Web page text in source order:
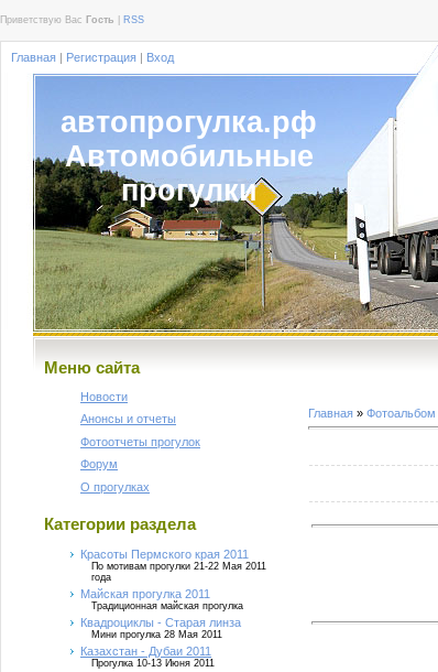
Приветствую Вас Гость RSS
Главная | Регистрация | Вход
автопрогулка.рф
Автомобильные
прогулки
Меню сайта
Новости
Анонсы и отчеты
Фотоотчеты прогулок
Форум
О прогулках
Категории раздела
Красоты Пермского края 2011
По мотивам прогулки 21-22 Мая 2011
года
Майская прогулка 2011
Традиционная майская прогулка
Квадроциклы - Старая линза
Мини прогулка 28 Мая 2011
Казахстан - Дубаи 2011
Прогулка 10-13 Июня 2011
Главная » Фотоальбом